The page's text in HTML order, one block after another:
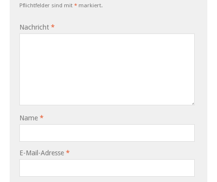
Pflichtfelder sind mit * markiert.
Nachricht *
Name *
E-Mail-Adresse *